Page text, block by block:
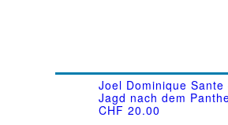
Joel Dominique Sante
Jagd nach dem
CHF 20.00